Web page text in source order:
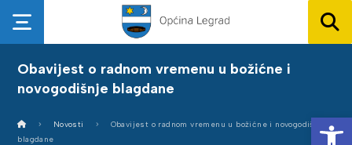
Obavijest o radnom vremenu u božićne i
novogodišnje blagdane
Novosti
Obavijest o radnom vremenu u božićne i novogodišnje
blagdane